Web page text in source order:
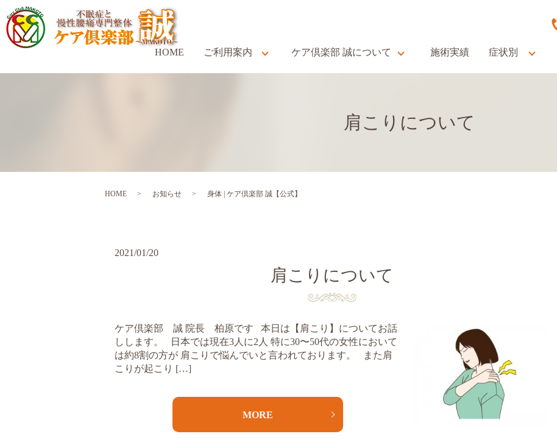
HOME ご利用案内 ケア倶楽部 誠について 施術実績 症状別
肩こりについて
HOME お知らせ 身体 | ケア倶楽部 誠【公式】
2021/01/20
肩こりについて
ケア倶楽部 誠 院長 柏原です 本日は【肩こり】についてお話
しします。 日本では現在3人に2人 特に30〜50代の女性において
は約8割の方が 肩こりで悩んでいと言われております。 また肩
こりが起こり […]
MORE